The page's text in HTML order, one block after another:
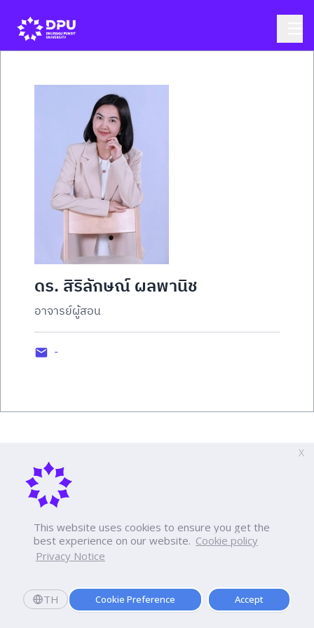
This website uses cookies to ensure you get the
best experience on our website. Cookie policy
Privacy Notice
TH Cookie Preference Accept
X
ดร. สิริลักษณ์ ผลพานิช
อาจารย์ผู้สอน
-